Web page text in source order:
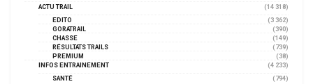
ACTU TRAIL
(14 318)
EDITO
(3 362)
GORATRAIL
(390)
CHASSE
(149)
RÉSULTATS TRAILS
(739)
PREMIUM
(38)
INFOS ENTRAINEMENT
(4 233)
SANTÉ
(794)